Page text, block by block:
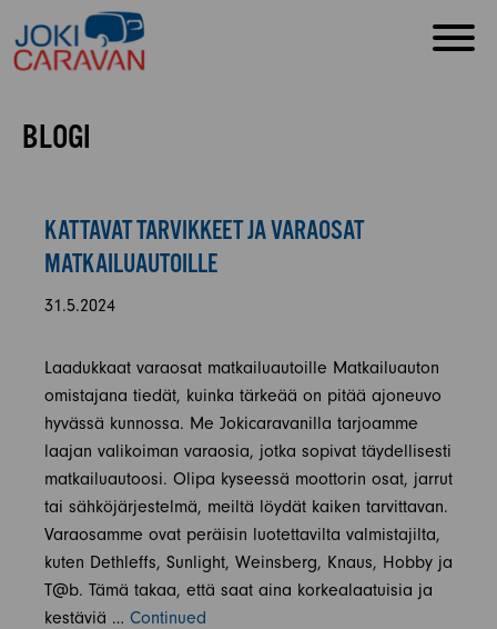
BLOGI
KATTAVAT TARVIKKEET JA VARAOSAT
MATKAILUAUTOILLE
31.5.2024
Laadukkaat varaosat matkailuautoille Matkailuauton
omistajana tiedät, kuinka tärkeää on pitää ajoneuvo
hyvässä kunnossa. Me Jokicaravanilla tarjoamme
laajan valikoiman varaosia, jotka sopivat täydellisesti
matkailuautoosi. Olipa kyseessä moottorin osat, jarrut
tai sähköjärjestelmä, meiltä löydät kaiken tarvittavan.
Varaosamme ovat peräisin luotettavilta valmistajilta,
kuten Dethleffs, Sunlight, Weinsberg, Knaus, Hobby ja
T@b. Tämä takaa, että saat aina korkealaatuisia ja
kestäviä … Continued